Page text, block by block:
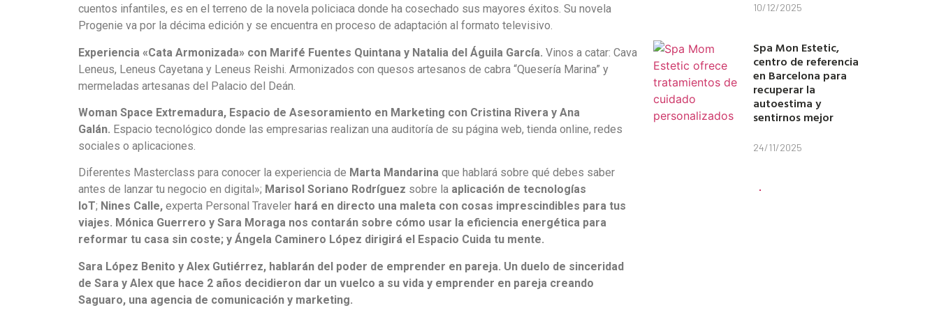
cuentos infantiles, es en el terreno de la novela policiaca donde ha cosechado sus mayores éxitos. Su novela
Progenie va por la décima edición y se encuentra en proceso de adaptación al formato televisivo.
Experiencia «Cata Armonizada» con Marifé Fuentes Quintana y Natalia del Águila García. Vinos a catar: Cava
Leneus, Leneus Cayetana y Leneus Reishi. Armonizados con quesos artesanos de cabra “Quesería Marina” y
mermeladas artesanas del Palacio del Deán.
Woman Space Extremadura, Espacio de Asesoramiento en Marketing con Cristina Rivera y Ana
Galán. Espacio tecnológico donde las empresarias realizan una auditoría de su página web, tienda online, redes
sociales o aplicaciones.
Diferentes Masterclass para conocer la experiencia de Marta Mandarina que hablará sobre qué debes saber
antes de lanzar tu negocio en digital»; Marisol Soriano Rodríguez sobre la aplicación de tecnologías
IoT; Nines Calle, experta Personal Traveler hará en directo una maleta con cosas imprescindibles para tus
viajes. Mónica Guerrero y Sara Moraga nos contarán sobre cómo usar la eficiencia energética para
reformar tu casa sin coste; y Ángela Caminero López dirigirá el Espacio Cuida tu mente.
Sara López Benito y Alex Gutiérrez, hablarán del poder de emprender en pareja. Un duelo de sinceridad
de Sara y Alex que hace 2 años decidieron dar un vuelco a su vida y emprender en pareja creando
Saguaro, una agencia de comunicación y marketing.
10/12/2025
Spa Mon Estetic,
centro de referencia
en Barcelona para
recuperar la
autoestima y
sentirnos mejor
24/11/2025